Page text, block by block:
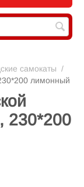
самокаты /
лимонный
230*200